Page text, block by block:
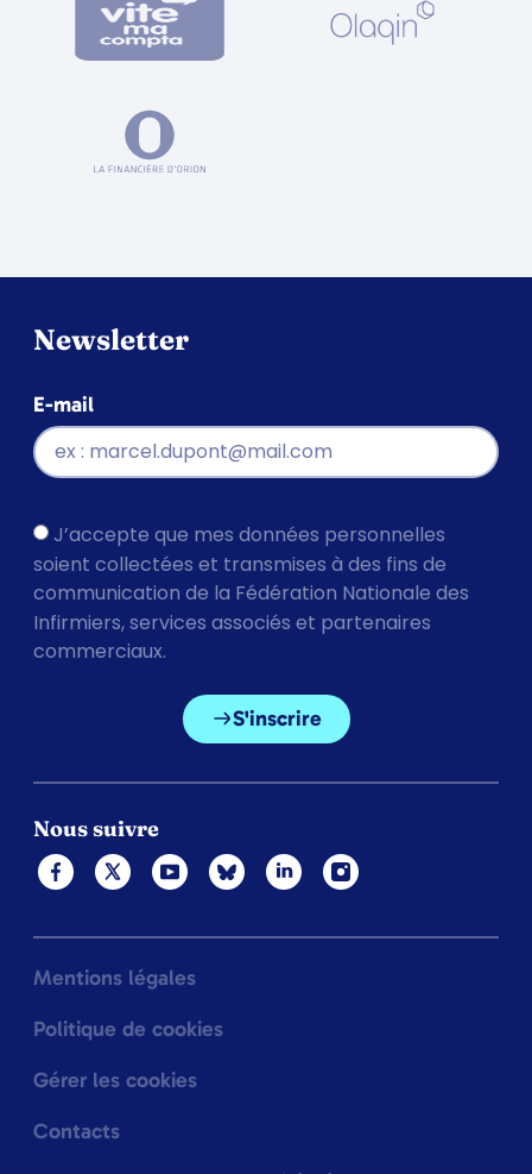
Newsletter
E-mail
J’accepte que mes données personnelles
soient collectées et transmises à des fins de
communication de la Fédération Nationale des
Infirmiers, services associés et partenaires
commerciaux.
S'inscrire
Nous suivre
Mentions légales
Politique de cookies
Gérer les cookies
Contacts